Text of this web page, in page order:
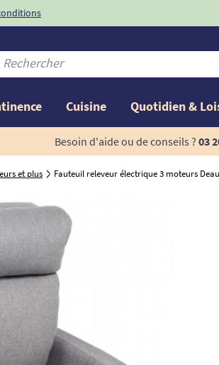
Cuisine Quotidien &
Besoin d'aide ou de conseils ? 03
et plus Fauteuil releveur électrique 3 moteurs